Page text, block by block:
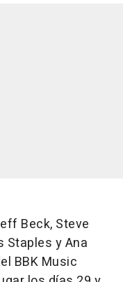
Beck, Steve
Staples y Ana
BBK Music